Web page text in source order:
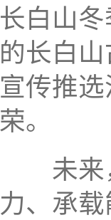
长白山
的长白
宣传推
荣。
未来，
力、承